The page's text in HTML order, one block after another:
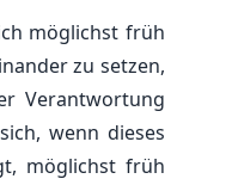
möglichst früh
zu setzen,
Verantwortung
wenn dieses
möglichst früh